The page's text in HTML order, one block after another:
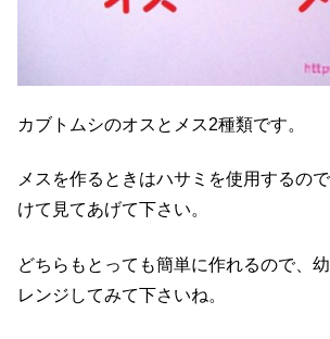
カブトムシのオスとメス2種類です。
メスを作るときはハサミを使用するの
けて見てあげて下さい。
どちらもとっても簡単に作れるので、
レンジしてみて下さいね。